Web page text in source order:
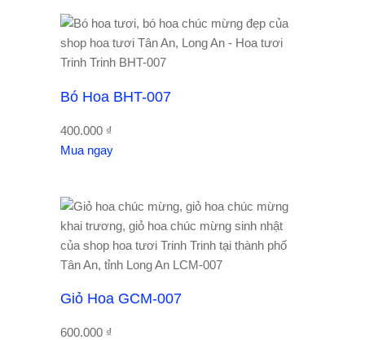
Bó Hoa BHT-007
400.000 ₫
Mua ngay
Giỏ Hoa GCM-007
600.000 ₫